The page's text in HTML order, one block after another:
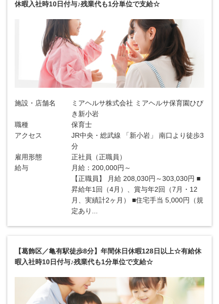
休暇入社時10日付与♪残業代も1分単位で支給☆
施設・店舗名
ミアヘルサ株式会社 ミアヘルサ保育園ひび
き新小岩
職種
保育士
アクセス
JR中央・総武線 「新小岩」 南口より徒歩3
分
雇用形態
正社員（正職員）
給与
月給：200,000円～
【正職員】 月給 208,030円～303,030円 ■
昇給年1回（4月）、賞与年2回（7月・12
月、実績計2ヶ月） ■住宅手当 5,000円（規
定あり...
【葛飾区／亀有駅徒歩8分】年間休日休暇128日以上☆有給休
暇入社時10日付与♪残業代も1分単位で支給☆